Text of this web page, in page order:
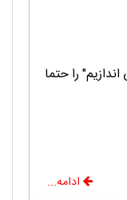
را حتما
ادامه...